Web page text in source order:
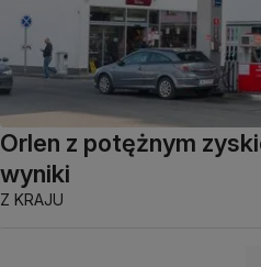
Orlen z potężnym
wyniki
Z KRAJU